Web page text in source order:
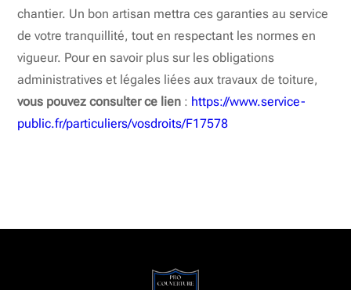
chantier. Un bon artisan mettra ces garanties au service
de votre tranquillité, tout en respectant les normes en
vigueur. Pour en savoir plus sur les obligations
administratives et légales liées aux travaux de toiture,
vous pouvez consulter ce lien : https://www.service-
public.fr/particuliers/vosdroits/F17578